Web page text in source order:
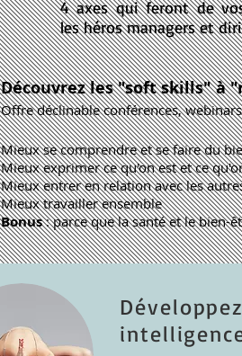
4 axes qui feront de
les héros managers et
Découvrez les "soft skills" à
Offre déclinable conférences,
Mieux se comprendre et se faire du
Mieux exprimer ce qu'on est et ce
Mieux entrer en relation avec les au
Mieux travailler ensemble
Bonus: parce que la santé et le bien-